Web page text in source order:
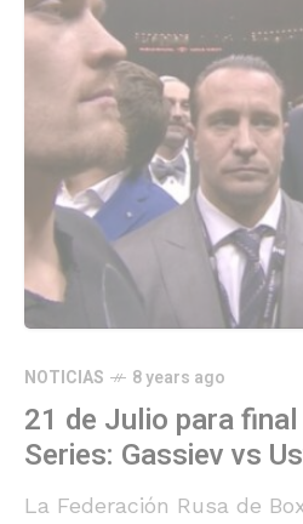
NOTICIAS 8 years ago
21 de Julio para
Series: Gassiev vs
La Federación Rusa de